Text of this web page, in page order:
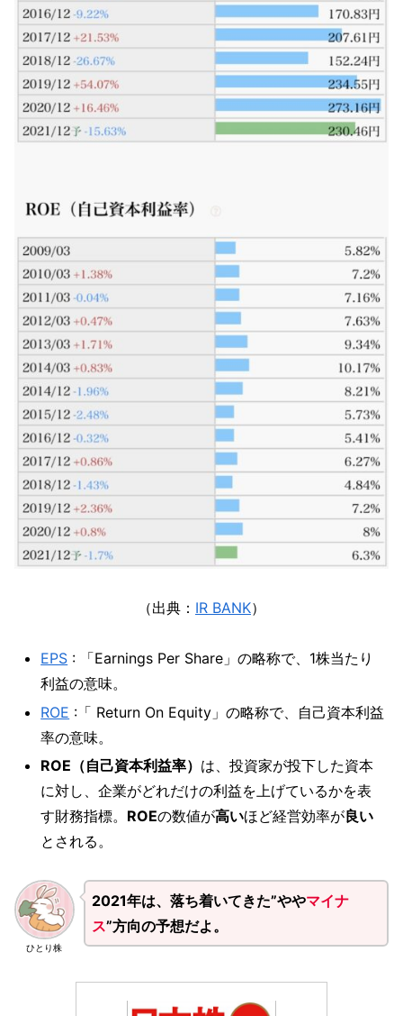
（出典： IR BANK）
EPS : 「Earnings Per Share」の略称で、1株当たり
利益の意味。
ROE :「 Return On Equity」の略称で、自己資本利益
率の意味。
ROE（自己資本利益率） は、投資家が投下した資本
に対し、企業がどれだけの利益を上げているかを表
す財務指標。 ROEの数値が高いほど経営効率が良い
とされる。
ひとり株
2021年は、落ち着いてきた”ややマイナ
ス”方向の予想だよ。